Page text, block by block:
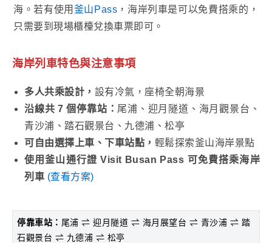
海。若有使用 釜山Pass ，海岸列車是可以免費搭乘的，
只需要到現場櫃檯兌換車票即可。
海岸列車特色與注意事項
多人共乘設計， 設有冷氣，座椅全朝海景
沿線共 7 個停靠站： 尾浦、迎月隧道、海月觀景台、
青沙浦、踏石觀景台、九德浦、松亭
可自由選擇上車、下車站點， 輕鬆探索釜山海岸景點
使用釜山通行證 Visit Busan Pass 可免費搭乘海岸
列車 (查看方案)
停靠車站： 尾浦 ⇌ 迎月隧道 ⇌ 海月展望台 ⇌ 青沙浦 ⇌ 踏
石觀景台 ⇌ 九德浦 ⇌ 松亭